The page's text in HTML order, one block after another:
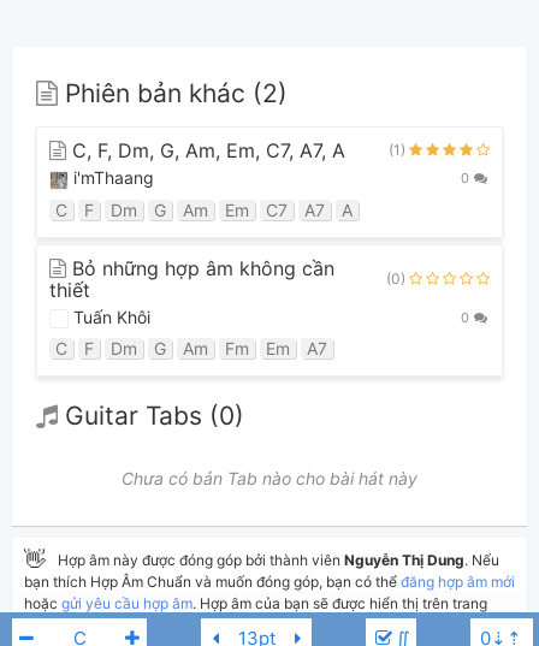
∬
Phiên bản khác (2)
C, F, Dm, G, Am, Em, C7, A7, A (1)
i'mThaang 0
C F Dm G Am Em C7 A7 A
Bỏ những hợp âm không cần
thiết
(0)
Tuấn Khôi 0
C F Dm G Am Fm Em A7
Guitar Tabs (0)
Chưa có bản Tab nào cho bài hát này
👋 Hợp âm này được đóng góp bởi thành viên Nguyễn Thị Dung. Nếu
bạn thích Hợp Âm Chuẩn và muốn đóng góp, bạn có thể đăng hợp âm mới
hoặc gửi yêu cầu hợp âm. Hợp âm của bạn sẽ được hiển thị trên trang
chủ cho tất cả mọi người tra cứu.